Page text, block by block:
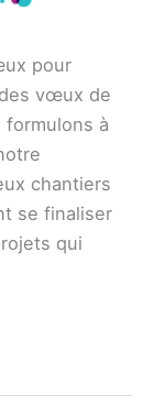
pour
vœux de
à
chantiers
se finaliser
qui